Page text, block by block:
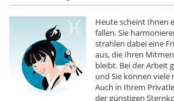
Heute scheint Ihnen
fallen. Sie
strahlen dabei eine
aus, die Ihren
bleibt. Bei der Arbeit
und Sie können viele
Auch in Ihrem
der günstigen